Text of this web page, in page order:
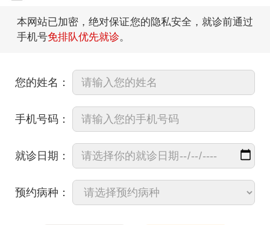
本网站已加密，绝对保证您的隐私安全，就诊前通过
手机号免排队优先就诊。
您的姓名：
手机号码：
就诊日期：
预约病种：